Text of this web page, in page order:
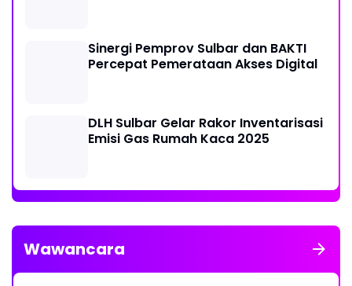
Sinergi Pemprov Sulbar dan BAKTI
Percepat Pemerataan Akses Digital
DLH Sulbar Gelar Rakor Inventarisasi
Emisi Gas Rumah Kaca 2025
Wawancara